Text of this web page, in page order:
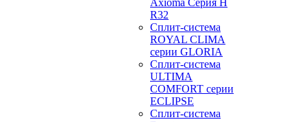
Axioma Серия H
R32
Сплит-система
ROYAL CLIMA
серии GLORIA
Сплит-система
ULTIMA
COMFORT серии
ECLIPSE
Сплит-система